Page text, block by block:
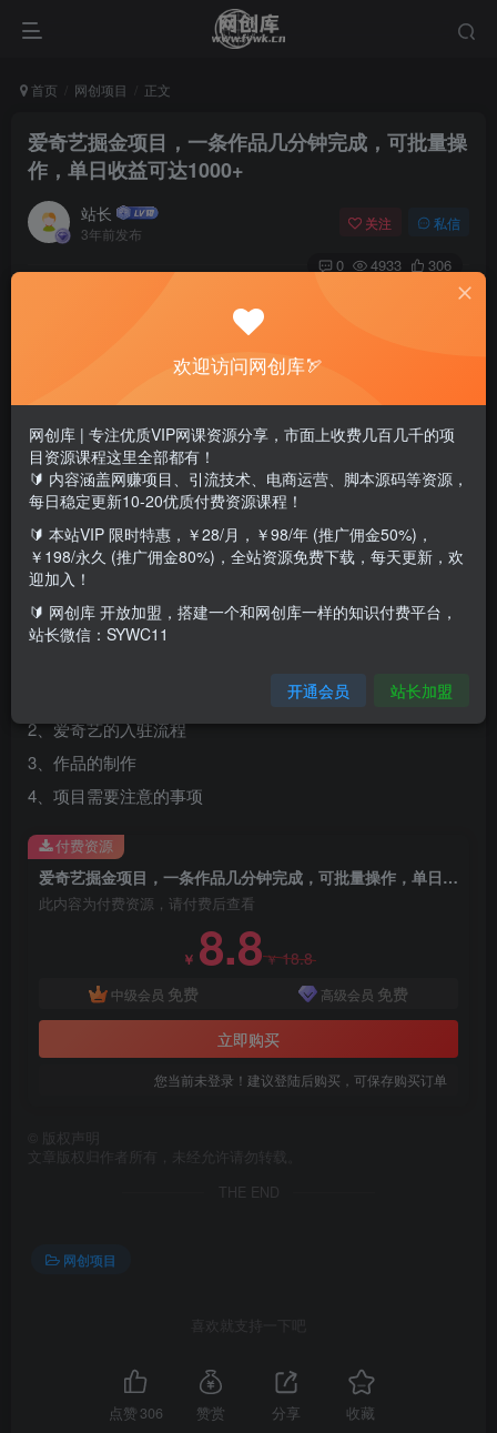
首页 网创项目 正文
爱奇艺掘金项目，一条作品几分钟完成，可批量操
作，单日收益可达1000+
站长
3年前发布
关注 私信
0 4933 306
爱奇艺掘金项目不同于中视频计划等项目，它的优
点在于流量大，竞争小，是一个想做副业的朋友不
错的选择，视频里也给大家进行了详细的步骤操
作，看完后直接就可以操作。
2、爱奇艺的入驻流程
3、作品的制作
4、项目需要注意的事项
爱奇艺掘金项目，一条作品几分钟完成，可批量操作，单日收益可达1000+
此内容为付费资源，请付费后查看
￥ 8.8￥18.8
中级会员 免费 高级会员 免费
立即购买
您当前未登录！建议登陆后购买，可保存购买订单
付费资源
版权声明
文章版权归作者所有，未经允许请勿转载。
THE END
网创项目
喜欢就支持一下吧
点赞 306 赞赏 分享 收藏
欢迎访问网创库🏹
网创库 | 专注优质VIP网课资源分享，市面上收费几百几千的项
目资源课程这里全部都有！
🔰 内容涵盖网赚项目、引流技术、电商运营、脚本源码等资源，
每日稳定更新10-20优质付费资源课程！
🔰 本站VIP 限时特惠，￥28/月，￥98/年 (推广佣金50%)，
￥198/永久 (推广佣金80%)，全站资源免费下载，每天更新，欢
迎加入！
🔰 网创库 开放加盟，搭建一个和网创库一样的知识付费平台，
站长微信：SYWC11
开通会员 站长加盟